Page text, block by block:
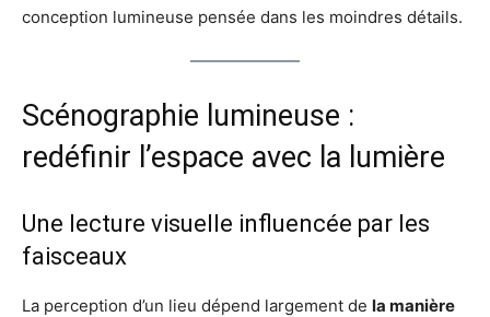
conception lumineuse pensée dans les moindres détails.
Scénographie lumineuse :
redéfinir l’espace avec la lumière
Une lecture visuelle influencée par les
faisceaux
La perception d’un lieu dépend largement de la manière